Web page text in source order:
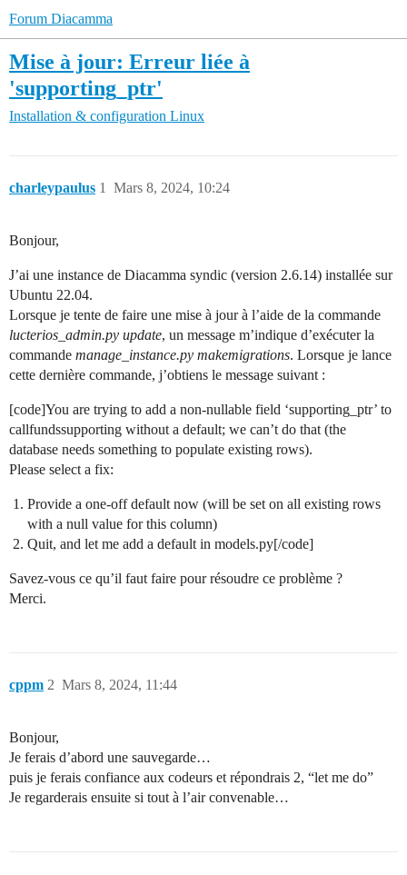
Forum Diacamma
Mise à jour: Erreur liée à
'supporting_ptr'
Installation & configuration Linux
charleypaulus Mars 8, 2024, 10:24
1
Bonjour,
J’ai une instance de Diacamma syndic (version 2.6.14) installée sur
Ubuntu 22.04.
Lorsque je tente de faire une mise à jour à l’aide de la commande
lucterios_admin.py update, un message m’indique d’exécuter la
commande manage_instance.py makemigrations. Lorsque je lance
cette dernière commande, j’obtiens le message suivant :
[code]You are trying to add a non-nullable field ‘supporting_ptr’ to
callfundssupporting without a default; we can’t do that (the
database needs something to populate existing rows).
Please select a fix:
Provide a one-off default now (will be set on all existing rows
with a null value for this column)
Quit, and let me add a default in models.py[/code]
Savez-vous ce qu’il faut faire pour résoudre ce problème ?
Merci.
cppm Mars 8, 2024, 11:44
2
Bonjour,
Je ferais d’abord une sauvegarde…
puis je ferais confiance aux codeurs et répondrais 2, “let me do”
Je regarderais ensuite si tout à l’air convenable…